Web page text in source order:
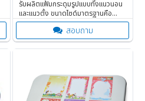
รับผลิตแฟ้มกระดุมรูปแบบทั้งแนวนอน
และแนวตั้ง ขนาดไซด์มาตรฐานคือ
ขนาด A4 และ F4
สอบถาม